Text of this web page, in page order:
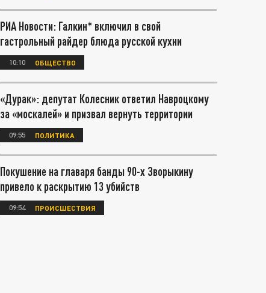
РИА Новости: Галкин* включил в свой
гастрольный райдер блюда русской кухни
10:10 ОБЩЕСТВО
«Дурак»: депутат Колесник ответил Навроцкому
за «москалей» и призвал вернуть территории
09:55 ПОЛИТИКА
Покушение на главаря банды 90-х Зворыкину
привело к раскрытию 13 убийств
09:54 ПРОИСШЕСТВИЯ